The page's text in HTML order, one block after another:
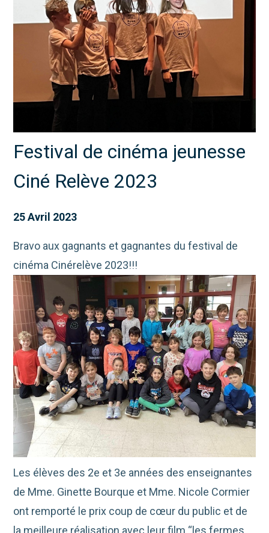
Festival de cinéma jeunesse
Ciné Relève 2023
25 Avril 2023
Bravo aux gagnants et gagnantes du festival de
cinéma Cinérelève 2023!!!
Les élèves des 2e et 3e années des enseignantes
de Mme. Ginette Bourque et Mme. Nicole Cormier
ont remporté le prix coup de cœur du public et de
la meilleure réalisation avec leur film “les fermes